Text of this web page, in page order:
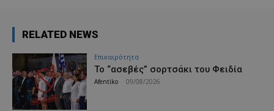
RELATED NEWS
Επικαιρότητα
Το “ασεβές” σορτσάκι του Φειδία
Afentiko 09/08/2026